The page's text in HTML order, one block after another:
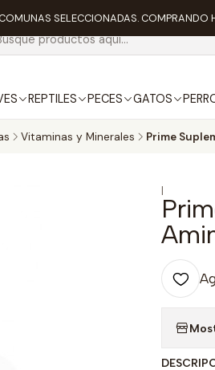
REPTILES PECES GATOS
SELECCIONADAS. COMPRANDO
Vitaminas y Minerales Prime
|